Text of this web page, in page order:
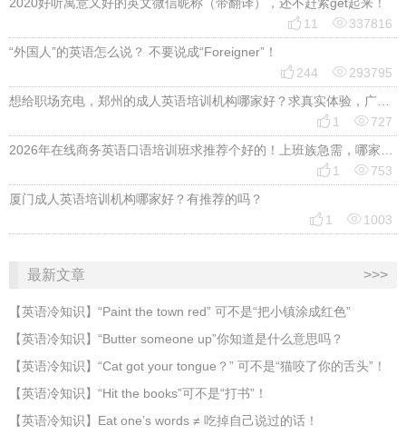
2020好听寓意又好的英文微信昵称（带翻译），还不赶紧get起来！
 11 337816
“外国人”的英语怎么说？ 不要说成“Foreigner”！
 244 293795
想给职场充电，郑州的成人英语培训机构哪家好？求真实体验，广告勿扰，感谢！
 1 727
2026年在线商务英语口语培训班求推荐个好的！上班族急需，哪家好？
 1 753
厦门成人英语培训机构哪家好？有推荐的吗？
 1 1003
最新文章 >>>
​【英语冷知识】“Paint the town red” 可不是“把小镇涂成红色”
【英语冷知识】“Butter someone up”你知道是什么意思吗？
​【英语冷知识】“Cat got your tongue？” 可不是“猫咬了你的舌头”！
​【英语冷知识】“Hit the books”可不是“打书”！
【英语冷知识】Eat one’s words ≠ 吃掉自己说过的话！